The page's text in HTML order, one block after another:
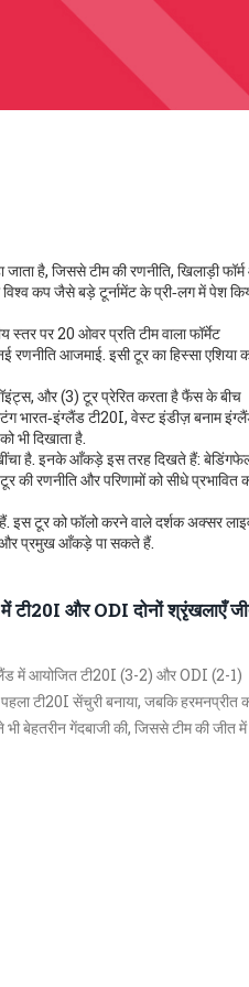
जाता है, जिससे टीम की रणनीति, खिलाड़ी
कप जैसे बड़े टूर्नामेंट के प्री‑लग में पेश
स्तर पर 20 ओवर प्रति टीम वाला फॉर्मेट
रणनीति आजमाई. इसी टूर का हिस्साएशिया
और (3) टूर प्रेरित करता है फैंस के बीच
भारत‑इंग्लैंड टी20I, वेस्ट इंडीज़ बनाम
भी दिखाता है.
है. इनके आँकड़े इस तरह दिखते हैं:
की रणनीति और परिणामों को सीधे प्रभावित
इस टूर को फॉलो करने वाले दर्शक अक्सर
और प्रमुख आँकड़े पा सकते हैं.
टी20I और ODI दोनों श्रृंखलाएँ
में आयोजित टी20I (3-2) और ODI (2-1)
टी20I सेंचुरी बनाया, जबकि हरमनप्रीत
बेहतरीन गेंदबाजी की, जिससे टीम की जीत में